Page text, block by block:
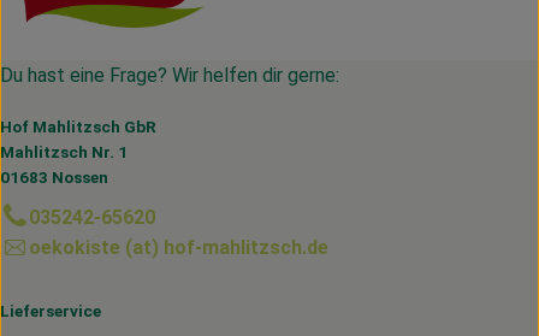
Du hast eine Frage? Wir helfen dir gerne:
Hof Mahlitzsch GbR
Mahlitzsch Nr. 1
01683 Nossen
035242-65620
oekokiste (at) hof-mahlitzsch.de
Lieferservice